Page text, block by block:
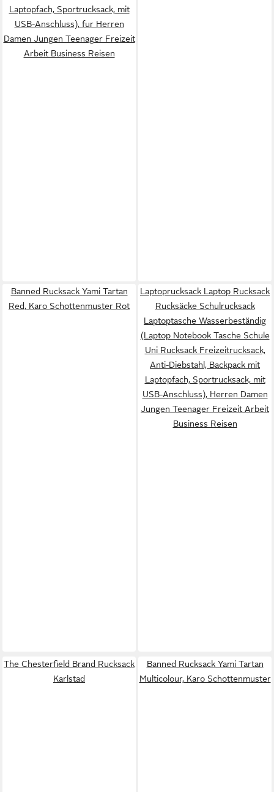
Laptopfach, Sportrucksack, mit
USB-Anschluss), fur Herren
Damen Jungen Teenager Freizeit
Arbeit Business Reisen
Banned Rucksack Yami Tartan
Red, Karo Schottenmuster Rot
Laptoprucksack Laptop Rucksack
Rucksäcke Schulrucksack
Laptoptasche Wasserbeständig
(Laptop Notebook Tasche Schule
Uni Rucksack Freizeitrucksack,
Anti-Diebstahl, Backpack mit
Laptopfach, Sportrucksack, mit
USB-Anschluss), Herren Damen
Jungen Teenager Freizeit Arbeit
Business Reisen
The Chesterfield Brand Rucksack
Karlstad
Banned Rucksack Yami Tartan
Multicolour, Karo Schottenmuster